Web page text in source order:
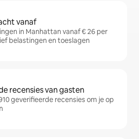
vanaf
in Manhattan vanaf € 26 per
belastingen en toeslagen
recensies van gasten
geverifieerde recensies om je op